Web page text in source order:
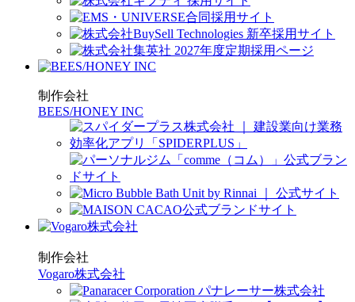
制作会社
BEES/HONEY INC
制作会社
Vogaro株式会社